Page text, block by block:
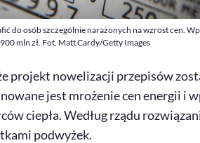
do osób szczególnie narażonych na wzrost cen.
mln zł. Fot. Matt Cardy/Getty Images
projekt nowelizacji przepisów
jest mrożenie cen energii i
ciepła. Według rządu
podwyżek.